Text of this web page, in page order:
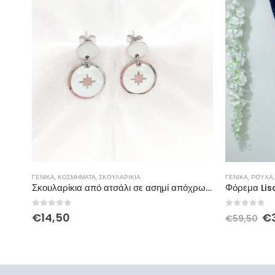
ΓΕΝΙΚΆ, ΚΟΣΜΉΜΑΤΑ, ΣΚΟΥΛΑΡΊΚΙΑ
Σκουλαρίκια από ατσάλι σε ασημί απόχρωση
out of 5
€14,50
ΓΕΝΙΚΆ, ΡΟΎΧΑ,
Φόρεμα
out of
€59,50 €